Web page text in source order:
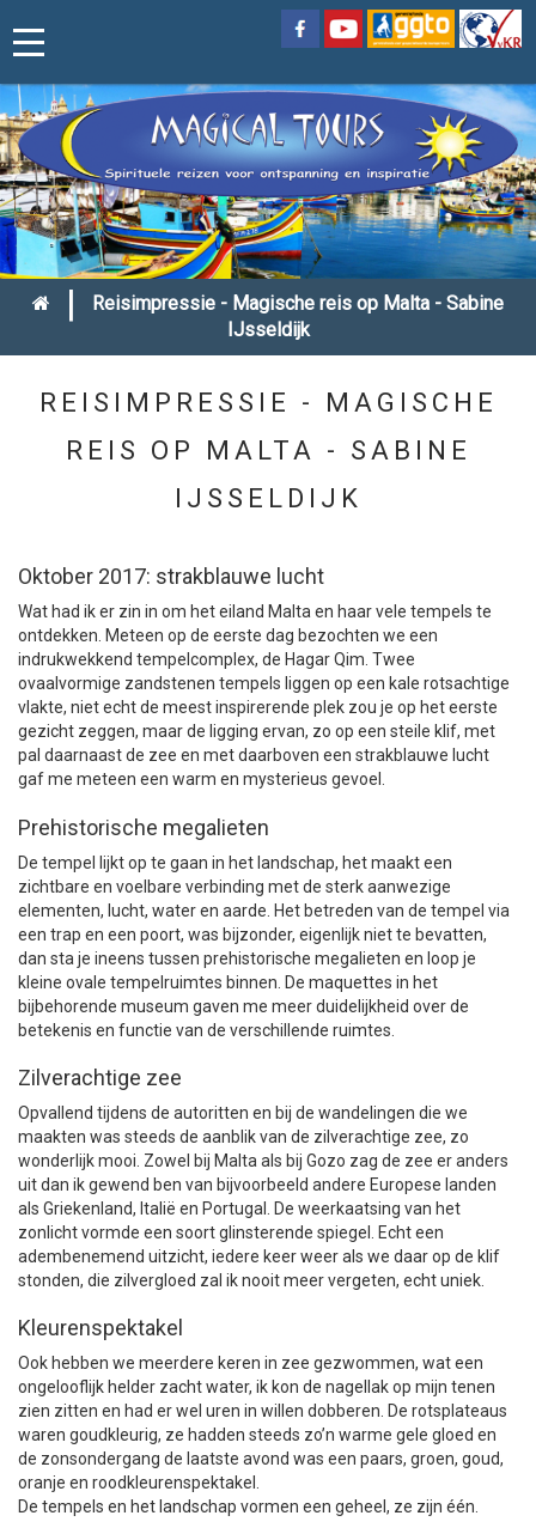
|
Reisimpressie - Magische reis op Malta - Sabine
IJsseldijk
REISIMPRESSIE - MAGISCHE
REIS OP MALTA - SABINE
IJSSELDIJK
Oktober 2017: strakblauwe lucht
Wat had ik er zin in om het eiland Malta en haar vele tempels te
ontdekken. Meteen op de eerste dag bezochten we een
indrukwekkend tempelcomplex, de Hagar Qim. Twee
ovaalvormige zandstenen tempels liggen op een kale rotsachtige
vlakte, niet echt de meest inspirerende plek zou je op het eerste
gezicht zeggen, maar de ligging ervan, zo op een steile klif, met
pal daarnaast de zee en met daarboven een strakblauwe lucht
gaf me meteen een warm en mysterieus gevoel.
Prehistorische megalieten
De tempel lijkt op te gaan in het landschap, het maakt een
zichtbare en voelbare verbinding met de sterk aanwezige
elementen, lucht, water en aarde. Het betreden van de tempel via
een trap en een poort, was bijzonder, eigenlijk niet te bevatten,
dan sta je ineens tussen prehistorische megalieten en loop je
kleine ovale tempelruimtes binnen. De maquettes in het
bijbehorende museum gaven me meer duidelijkheid over de
betekenis en functie van de verschillende ruimtes.
Zilverachtige zee
Opvallend tijdens de autoritten en bij de wandelingen die we
maakten was steeds de aanblik van de zilverachtige zee, zo
wonderlijk mooi. Zowel bij Malta als bij Gozo zag de zee er anders
uit dan ik gewend ben van bijvoorbeeld andere Europese landen
als Griekenland, Italië en Portugal. De weerkaatsing van het
zonlicht vormde een soort glinsterende spiegel. Echt een
adembenemend uitzicht, iedere keer weer als we daar op de klif
stonden, die zilvergloed zal ik nooit meer vergeten, echt uniek.
Kleurenspektakel
Ook hebben we meerdere keren in zee gezwommen, wat een
ongelooflijk helder zacht water, ik kon de nagellak op mijn tenen
zien zitten en had er wel uren in willen dobberen. De rotsplateaus
waren goudkleurig, ze hadden steeds zo’n warme gele gloed en
de zonsondergang de laatste avond was een paars, groen, goud,
oranje en roodkleurenspektakel.
De tempels en het landschap vormen een geheel, ze zijn één.